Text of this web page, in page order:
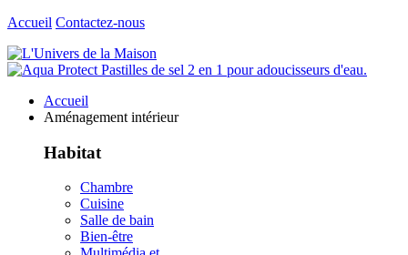
Accueil Contactez-nous
Accueil
Aménagement intérieur
Habitat
Chambre
Cuisine
Salle de bain
Bien-être